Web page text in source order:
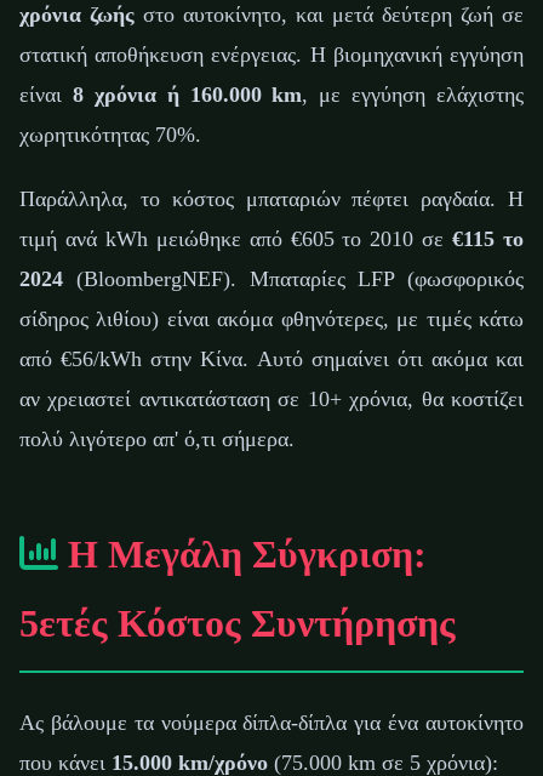
χρόνια ζωής στο αυτοκίνητο, και μετά δεύτερη ζωή σε
στατική αποθήκευση ενέργειας. Η βιομηχανική εγγύηση
είναι 8 χρόνια ή 160.000 km, με εγγύηση ελάχιστης
χωρητικότητας 70%.
Παράλληλα, το κόστος μπαταριών πέφτει ραγδαία. Η
τιμή ανά kWh μειώθηκε από €605 το 2010 σε€115 το
2024 (BloombergNEF). Μπαταρίες LFP (φωσφορικός
σίδηρος λιθίου) είναι ακόμα φθηνότερες, με τιμές κάτω
από €56/kWh στην Κίνα. Αυτό σημαίνει ότι ακόμα και
αν χρειαστεί αντικατάσταση σε 10+ χρόνια, θα κοστίζει
πολύ λιγότερο απ' ό,τι σήμερα.
Η Μεγάλη Σύγκριση:
5ετές Κόστος Συντήρησης
Ας βάλουμε τα νούμερα δίπλα-δίπλα για ένα αυτοκίνητο
που κάνει 15.000 km/χρόνο (75.000 km σε 5 χρόνια):